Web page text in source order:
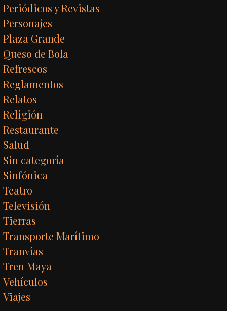
Periódicos y Revistas
Personajes
Plaza Grande
Queso de Bola
Refrescos
Reglamentos
Relatos
Religión
Restaurante
Salud
Sin categoría
Sinfónica
Teatro
Televisión
Tierras
Transporte Marítimo
Tranvías
Tren Maya
Vehículos
Viajes